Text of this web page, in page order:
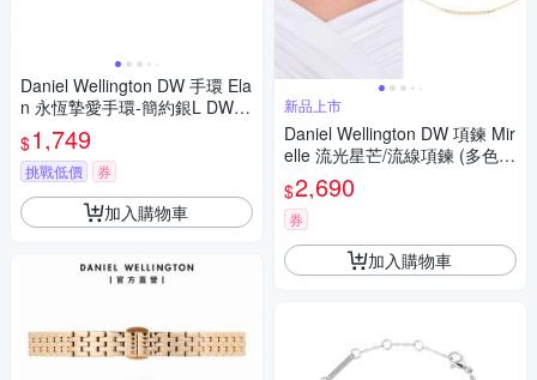
Daniel Wellington DW 手環 Ela
n 永恆摯愛手環-簡約銀L DW00
400145
$1,749
挑戰低價 券
加入購物車
新品上市
Daniel Wellington DW 項鍊 Mir
elle 流光星芒/流線項鍊 (多色可
選)
$2,690
券
加入購物車